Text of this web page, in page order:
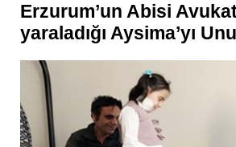
Erzurum’un Abisi
yaraladığı Aysima’yı